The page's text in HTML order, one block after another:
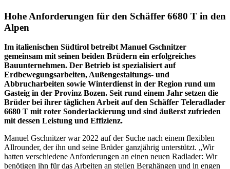
Hohe Anforderungen für den Schäffer 6680 T in den
Alpen
Im italienischen Südtirol betreibt Manuel Gschnitzer
gemeinsam mit seinen beiden Brüdern ein erfolgreiches
Bauunternehmen. Der Betrieb ist spezialisiert auf
Erdbewegungsarbeiten, Außengestaltungs- und
Abbrucharbeiten sowie Winterdienst in der Region rund um
Gasteig in der Provinz Bozen. Seit rund einem Jahr setzen die
Brüder bei ihrer täglichen Arbeit auf den Schäffer Teleradlader
6680 T mit roter Sonderlackierung und sind äußerst zufrieden
mit dessen Leistung und Effizienz.
Manuel Gschnitzer war 2022 auf der Suche nach einem flexiblen
Allrounder, der ihn und seine Brüder ganzjährig unterstützt. „Wir
hatten verschiedene Anforderungen an einen neuen Radlader: Wir
benötigen ihn für das Arbeiten an steilen Berghängen und in engen